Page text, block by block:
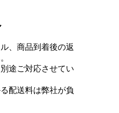
、商品到着後の返
途ご対応させてい
配送料は弊社が負